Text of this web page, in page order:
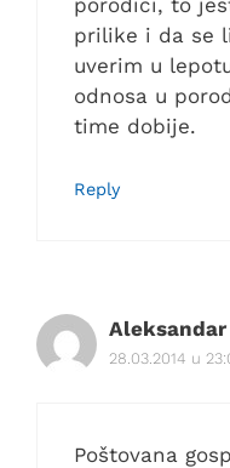
porodici, to
prilike i da se
uverim u
odnosa u
time dobije.
Reply
Aleksandar
28.03.2014 u
Poštovana